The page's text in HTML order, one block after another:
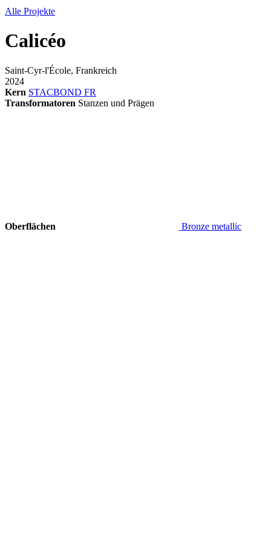
Alle Projekte
Calicéo
Saint-Cyr-l'École, Frankreich
2024
Kern STACBOND FR
Transformatoren Stanzen und Prägen
Oberflächen Bronze metallic